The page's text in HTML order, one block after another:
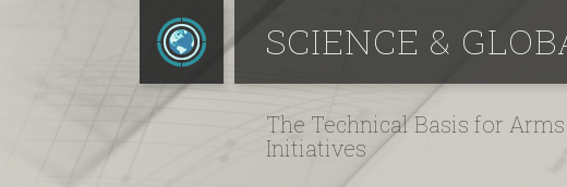
SCIENCE &
The Technical Basis for
Initiatives